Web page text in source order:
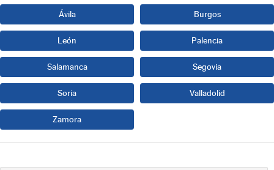
Ávila Burgos
León Palencia
Salamanca Segovia
Soria Valladolid
Zamora